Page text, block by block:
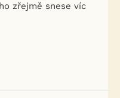
zřejmě snese víc